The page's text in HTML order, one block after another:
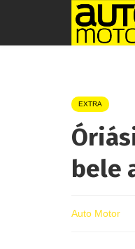
EXTRA
bele
Auto Motor